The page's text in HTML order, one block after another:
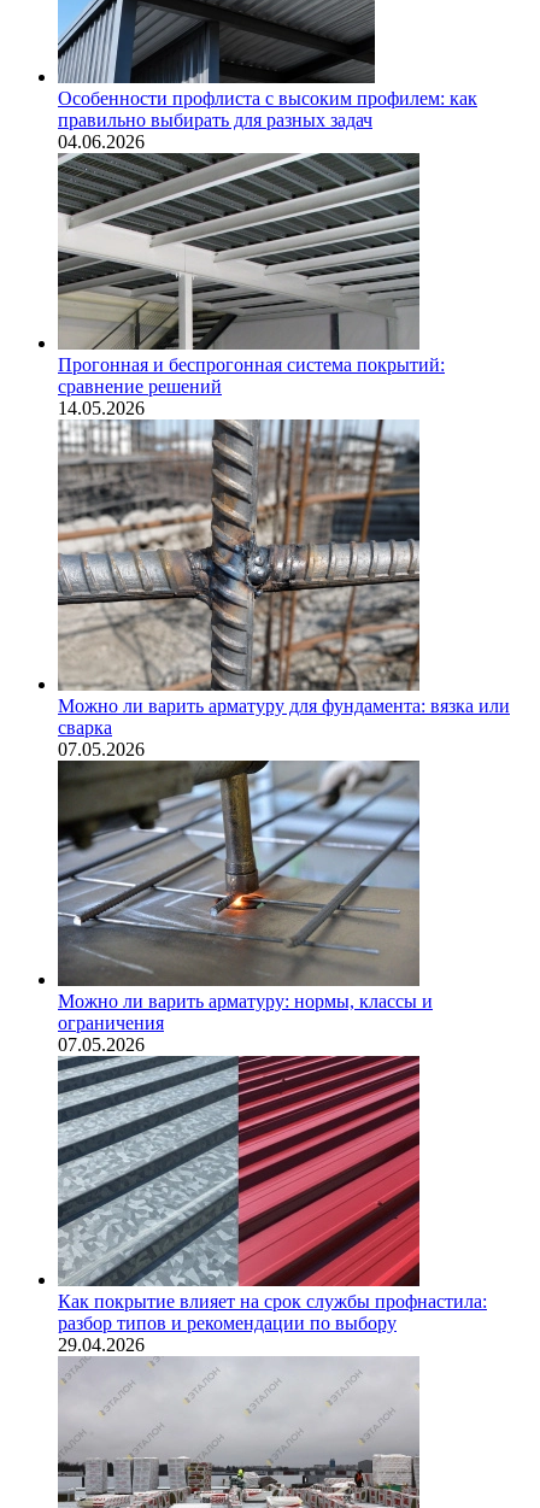
Особенности профлиста с высоким профилем: как
правильно выбирать для разных задач
04.06.2026
Прогонная и беспрогонная система покрытий:
сравнение решений
14.05.2026
Можно ли варить арматуру для фундамента: вязка или
сварка
07.05.2026
Можно ли варить арматуру: нормы, классы и
ограничения
07.05.2026
Как покрытие влияет на срок службы профнастила:
разбор типов и рекомендации по выбору
29.04.2026